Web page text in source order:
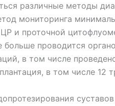
различные методы
мониторинга
и проточной
больше проводится
в том числе
в том числе 12